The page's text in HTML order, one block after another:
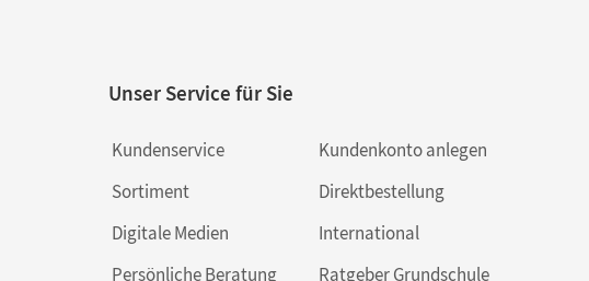
Unser Service für Sie
Kundenservice
Sortiment
Digitale Medien
Persönliche Beratung
Kundenkonto anlegen
Direktbestellung
International
Ratgeber Grundschule